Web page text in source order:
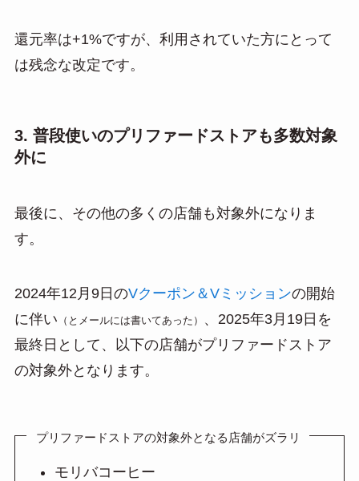
還元率は+1%ですが、利用されていた方にとって
は残念な改定です。
3. 普段使いのプリファードストアも多数対象
外に
最後に、その他の多くの店舗も対象外になりま
す。
2024年12月9日のVクーポン＆Vミッションの開始
に伴い （とメールには書いてあった）
、2025年3月19日を
最終日として、以下の店舗がプリファードストア
の対象外となります。
プリファードストアの対象外となる店舗がズラリ
モリバコーヒー